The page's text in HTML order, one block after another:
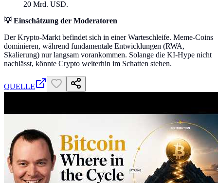
20 Mrd. USD.
💡 Einschätzung der Moderatoren
Der Krypto-Markt befindet sich in einer Warteschleife. Meme-Coins
dominieren, während fundamentale Entwicklungen (RWA,
Skalierung) nur langsam vorankommen. Solange die KI-Hype nicht
nachlässt, könnte Crypto weiterhin im Schatten stehen.
QUELLE